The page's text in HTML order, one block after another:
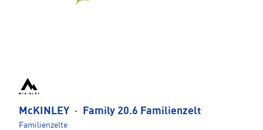
McKINLEY · Family 20.6 Familienzelt
Familienzelte